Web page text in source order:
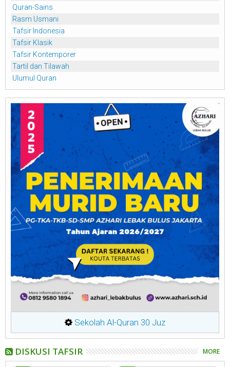
Quran-Sains
Rasm Usmani
Tafsir Indonesia
Tafsir Klasik
Tafsir Kontemporer
Tartil dan Tilawah
Ulumul Quran
Sekolah Al-Quran 30 Juz
DISKUSI TAFSIR MORE